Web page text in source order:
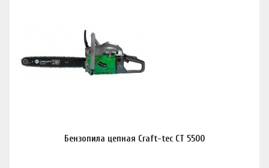
Бензопила цепная Craft-tec CT 5500